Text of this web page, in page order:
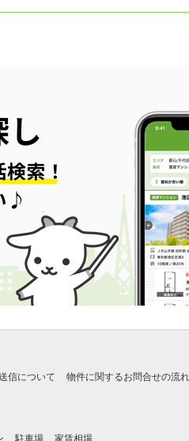
信について 物件に関するお問合せの流れ
駐車場 家賃相場